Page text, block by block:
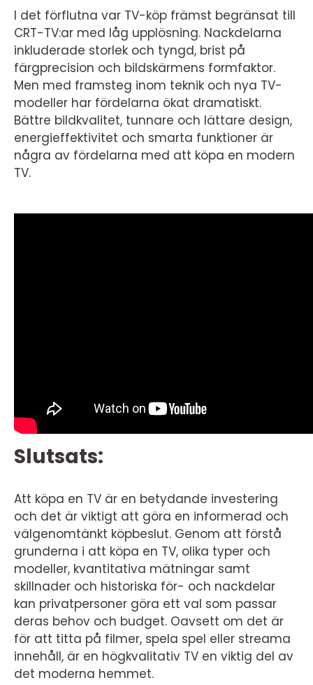
I det förflutna var TV-köp främst begränsat till
CRT-TV:ar med låg upplösning. Nackdelarna
inkluderade storlek och tyngd, brist på
färgprecision och bildskärmens formfaktor.
Men med framsteg inom teknik och nya TV-
modeller har fördelarna ökat dramatiskt.
Bättre bildkvalitet, tunnare och lättare design,
energieffektivitet och smarta funktioner är
några av fördelarna med att köpa en modern
TV.
Slutsats:
Att köpa en TV är en betydande investering
och det är viktigt att göra en informerad och
välgenomtänkt köpbeslut. Genom att förstå
grunderna i att köpa en TV, olika typer och
modeller, kvantitativa mätningar samt
skillnader och historiska för- och nackdelar
kan privatpersoner göra ett val som passar
deras behov och budget. Oavsett om det är
för att titta på filmer, spela spel eller streama
innehåll, är en högkvalitativ TV en viktig del av
det moderna hemmet.